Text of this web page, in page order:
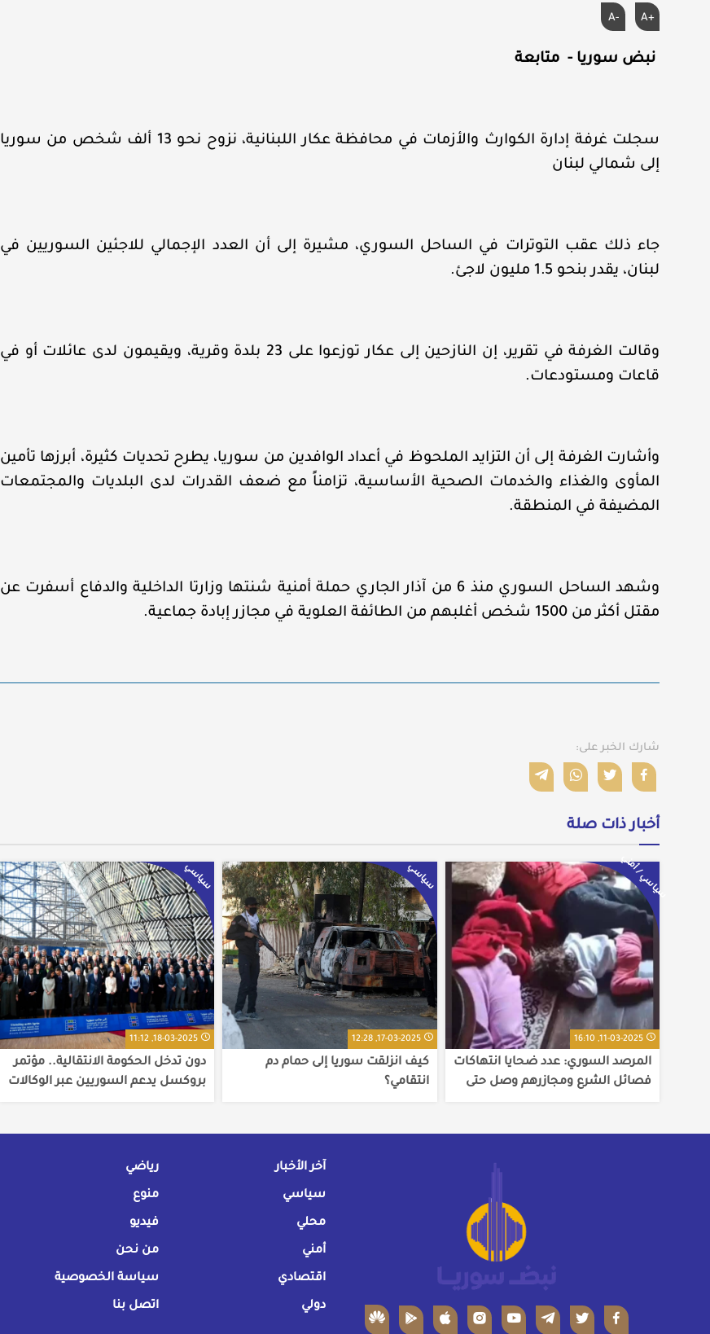
A+
A-
نبض سوريا - متابعة
سجلت غرفة إدارة الكوارث والأزمات في محافظة عكار اللبنانية، نزوح نحو 13 ألف شخص من سوريا
إلى شمالي لبنان
جاء ذلك عقب التوترات في الساحل السوري، مشيرة إلى أن العدد الإجمالي للاجئين السوريين في
لبنان، يقدر بنحو 1.5 مليون لاجئ.
وقالت الغرفة في تقرير، إن النازحين إلى عكار توزعوا على 23 بلدة وقرية، ويقيمون لدى عائلات أو في
قاعات ومستودعات.
وأشارت الغرفة إلى أن التزايد الملحوظ في أعداد الوافدين من سوريا، يطرح تحديات كثيرة، أبرزها تأمين
المأوى والغذاء والخدمات الصحية الأساسية، تزامناً مع ضعف القدرات لدى البلديات والمجتمعات
المضيفة في المنطقة.
وشهد الساحل السوري منذ 6 من آذار الجاري حملة أمنية شنتها وزارتا الداخلية والدفاع أسفرت عن
مقتل أكثر من 1500 شخص أغلبهم من الطائفة العلوية في مجازر إبادة جماعية.
شارك الخبر على:
أخبار ذات صلة
سياسي / أمني
11-03-2025, 16:10
المرصد السوري: عدد ضحايا انتهاكات
فصائل الشرع ومجازرهم وصل حتى
سياسي
17-03-2025, 12:28
كيف انزلقت سوريا إلى حمام دم
انتقامي؟
سياسي
18-03-2025, 11:12
دون تدخل الحكومة الانتقالية.. مؤتمر
بروكسل يدعم السوريين عبر الوكالات
آخر الأخبار
سياسي
محلي
أمني
اقتصادي
دولي
رياضي
منوع
فيديو
من نحن
سياسة الخصوصية
اتصل بنا